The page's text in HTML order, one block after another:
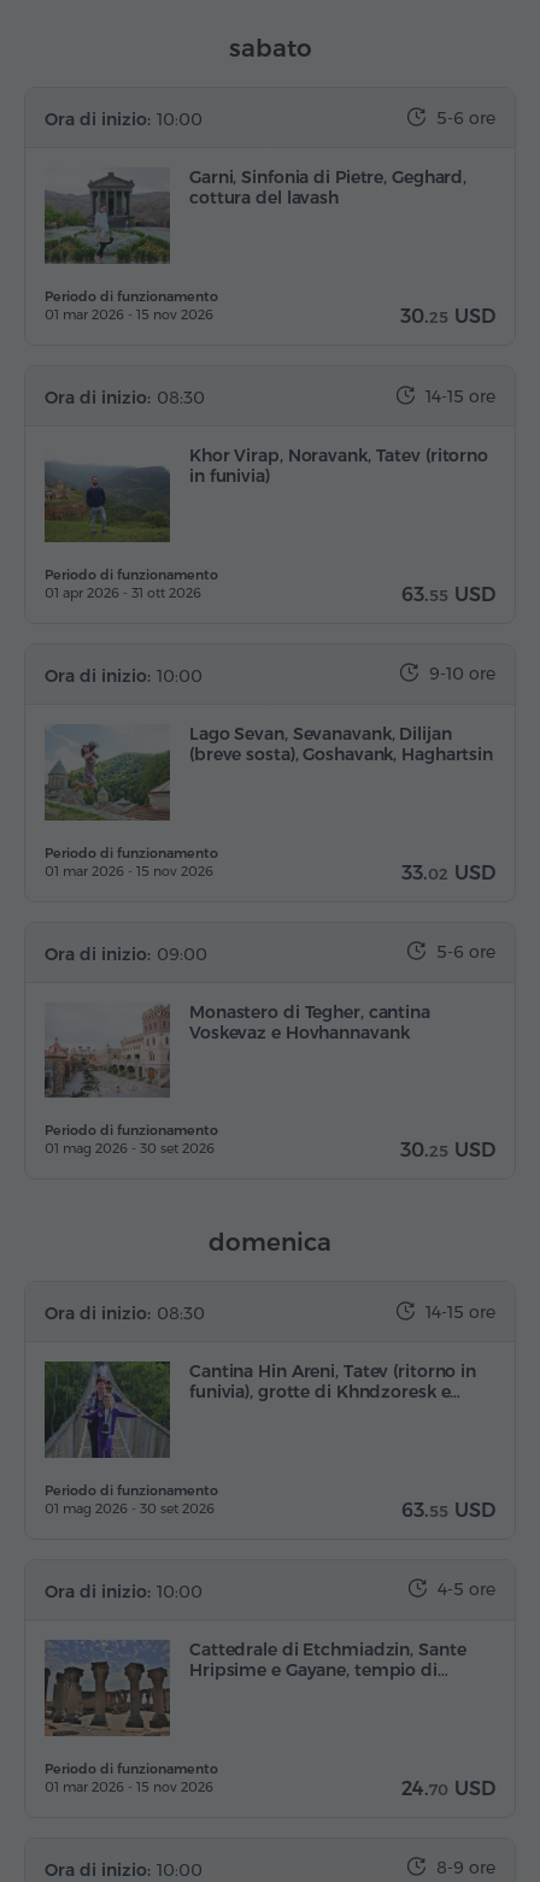
sabato
Garni, Sinfonia di Pietre, Geghard,
cottura del lavash
5-6 ore
Ora di inizio: 10:00
30.25 USD
Periodo di funzionamento
01 mar 2026 - 15 nov 2026
Khor Virap, Noravank, Tatev (ritorno
in funivia)
14-15 ore
Ora di inizio: 08:30
63.55 USD
Periodo di funzionamento
01 apr 2026 - 31 ott 2026
Lago Sevan, Sevanavank, Dilijan
(breve sosta), Goshavank, Haghartsin
9-10 ore
Ora di inizio: 10:00
33.02 USD
Periodo di funzionamento
01 mar 2026 - 15 nov 2026
Monastero di Tegher, cantina
Voskevaz e Hovhannavank
5-6 ore
Ora di inizio: 09:00
30.25 USD
Periodo di funzionamento
01 mag 2026 - 30 set 2026
domenica
Cantina Hin Areni, Tatev (ritorno in
funivia), grotte di Khndzoresk e…
14-15 ore
Ora di inizio: 08:30
63.55 USD
Periodo di funzionamento
01 mag 2026 - 30 set 2026
Cattedrale di Etchmiadzin, Sante
Hripsime e Gayane, tempio di…
4-5 ore
Ora di inizio: 10:00
24.70 USD
Periodo di funzionamento
01 mar 2026 - 15 nov 2026
8-9 ore
Ora di inizio: 10:00